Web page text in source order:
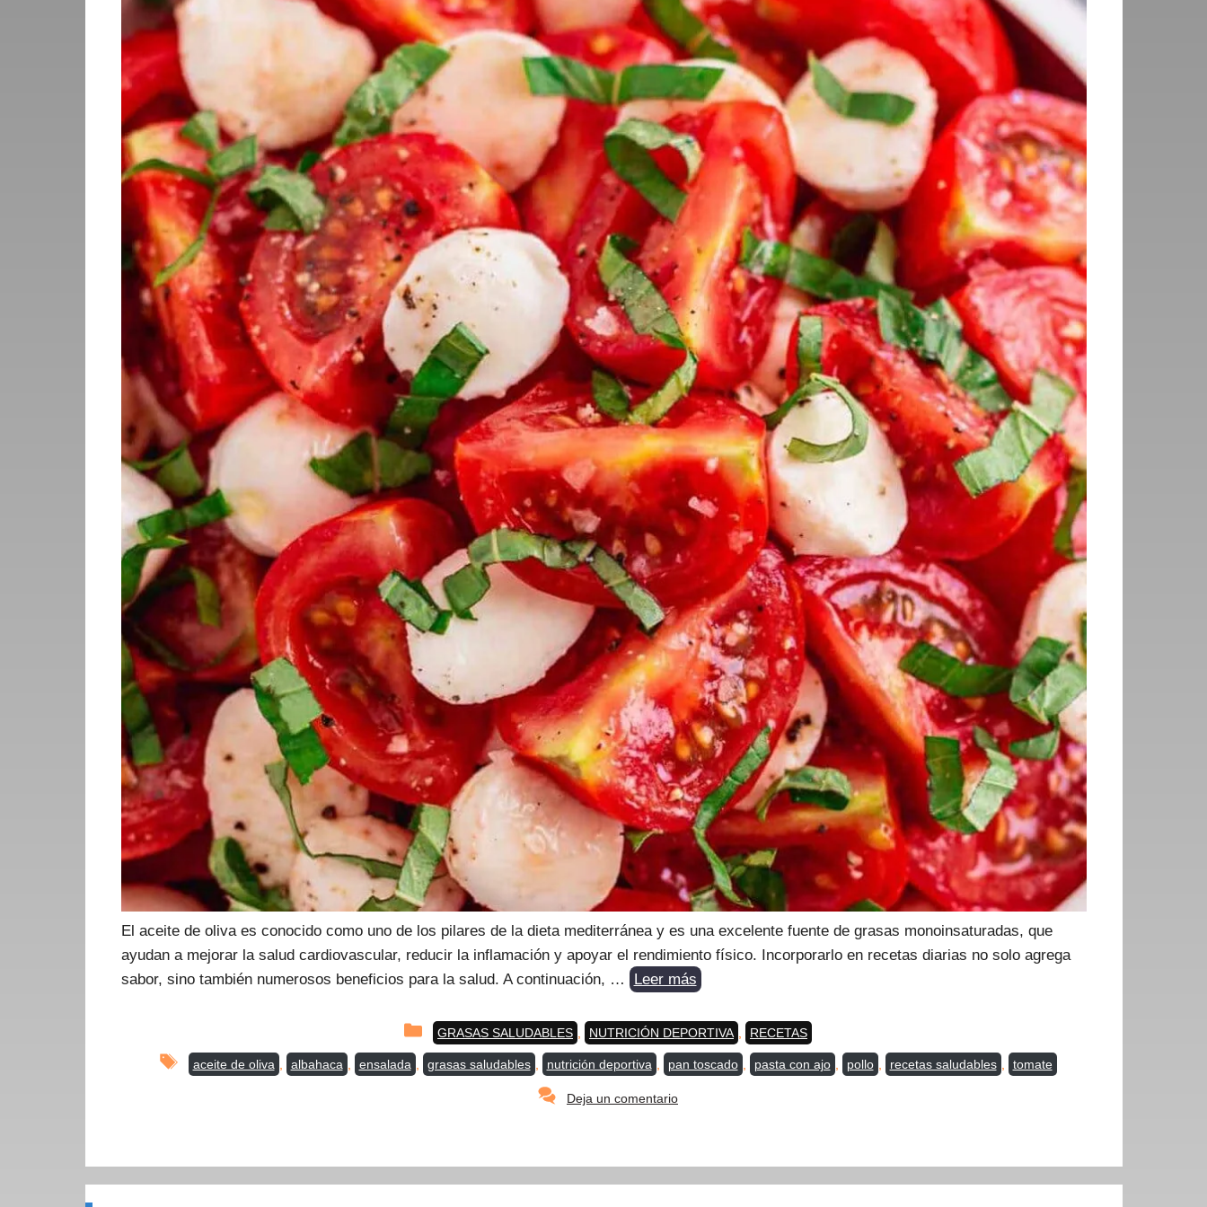
El aceite de oliva es conocido como uno de los pilares de la dieta mediterránea y es una excelente fuente de grasas monoinsaturadas, que
ayudan a mejorar la salud cardiovascular, reducir la inflamación y apoyar el rendimiento físico. Incorporarlo en recetas diarias no solo agrega
sabor, sino también numerosos beneficios para la salud. A continuación, …
Leer más
Categorías
GRASAS SALUDABLES NUTRICIÓN DEPORTIVA RECETAS
Etiquetas
aceite de oliva albahaca ensalada grasas saludables nutrición deportiva pan toscado pasta con ajo pollo recetas saludables tomate
Deja un comentario